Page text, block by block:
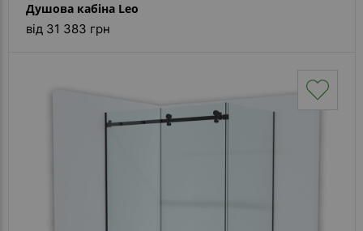
Душова кабіна Leo
від 31 383 грн